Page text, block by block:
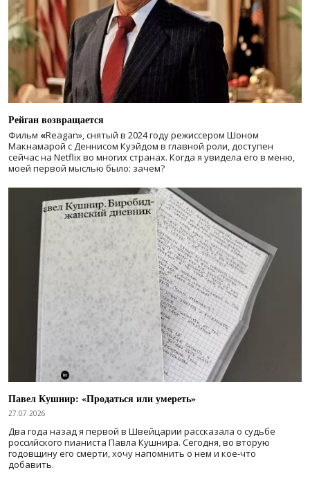
Рейган возвращается
Фильм «Reagan», снятый в 2024 годурежиссером Шоном
Макнамарой с Деннисом Куэйдом в главной роли, доступен
сейчас на Netflix во многих странах. Когда я увидела его в меню,
моей первой мыслью было: зачем?
Павел Кушнир: «Продаться или умереть»
27.07.2026
Два года назад я первой в Швейцарии рассказала о судьбе
российского пианиста Павла Кушнира. Сегодня, во вторую
годовщину его смерти, хочу напомнить о нем и кое-что
добавить.